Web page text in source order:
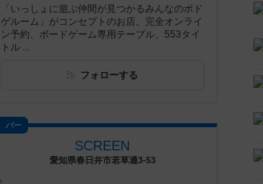
「いっしょに遊ぶ仲間が見つかるみんなのボド
ゲルーム」がコンセプトのお店。完全オンライ
ン予約、ボードゲーム専用テーブル、553タイ
トル ...
フォローする
バー
SCREEN
愛知県春日井市若草通3-53